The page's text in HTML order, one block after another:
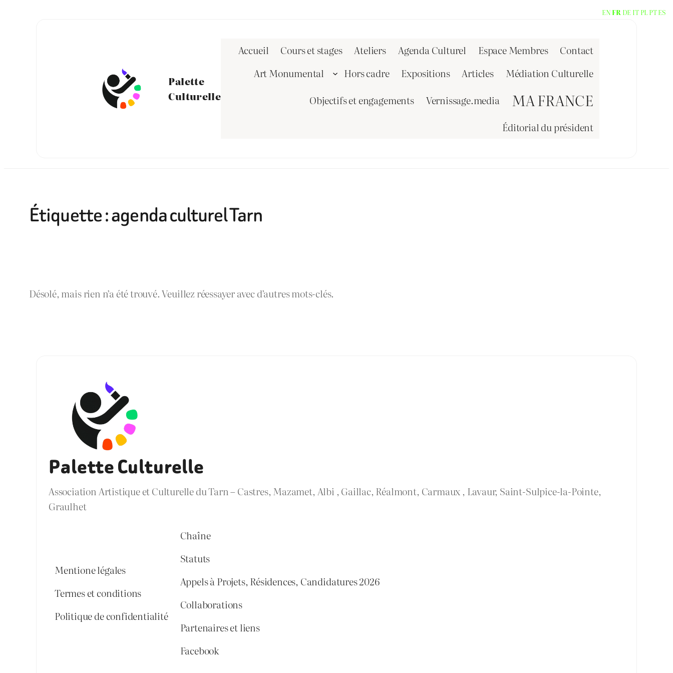
Palette
Culturelle
Accueil Cours et stages Ateliers Agenda Culturel Espace Membres
Contact
Art Monumental
Hors cadre Expositions Articles
Médiation Culturelle
Objectifs et engagements
Vernissage.media MA FRANCE
Éditorial du président
Étiquette :agenda culturel Tarn
Désolé, mais rien n’a été trouvé. Veuillez réessayer avec d’autres mots-clés.
Palette Culturelle
Association Artistique et Culturelle du Tarn – Castres, Mazamet, Albi , Gaillac, Réalmont, Carmaux , Lavaur, Saint-Sulpice-la-Pointe,
Graulhet
Mentione légales
Termes et conditions
Politique de confidentialité
Chaîne
Statuts
Appels à Projets, Résidences, Candidatures 2026
Collaborations
Partenaires et liens
Facebook
EN FR DE IT PL PTES